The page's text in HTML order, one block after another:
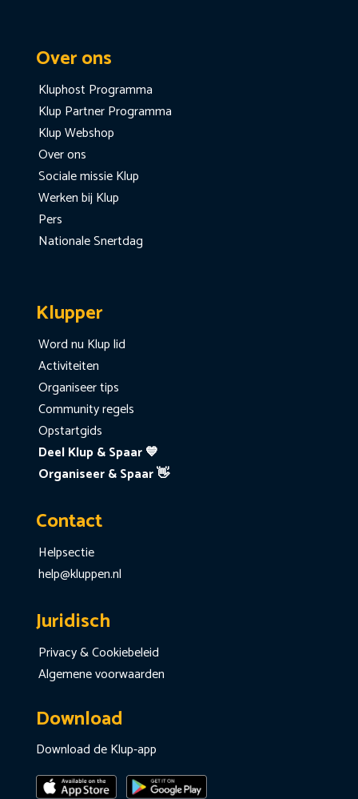
Over ons
Kluphost Programma
Klup Partner Programma
Klup Webshop
Over ons
Sociale missie Klup
Werken bij Klup
Pers
Nationale Snertdag
Klupper
Word nu Klup lid
Activiteiten
Organiseer tips
Community regels
Opstartgids
Deel Klup & Spaar 💙
Organiseer & Spaar 👋
Contact
Helpsectie
help@kluppen.nl
Juridisch
Privacy & Cookiebeleid
Algemene voorwaarden
Download
Download de Klup-app